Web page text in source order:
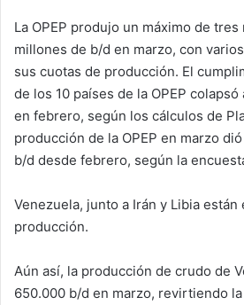
La OPEP produjo un máximo de
millones de b/d en marzo, con
sus cuotas de producción. El
de los 10 países de la OPEP colapsó
en febrero, según los cálculos de
producción de la OPEP en marzo
b/d desde febrero, según la
Venezuela, junto a Irán y Libia
producción.
Aún así, la producción de crudo de
650.000 b/d en marzo, revirtiendo